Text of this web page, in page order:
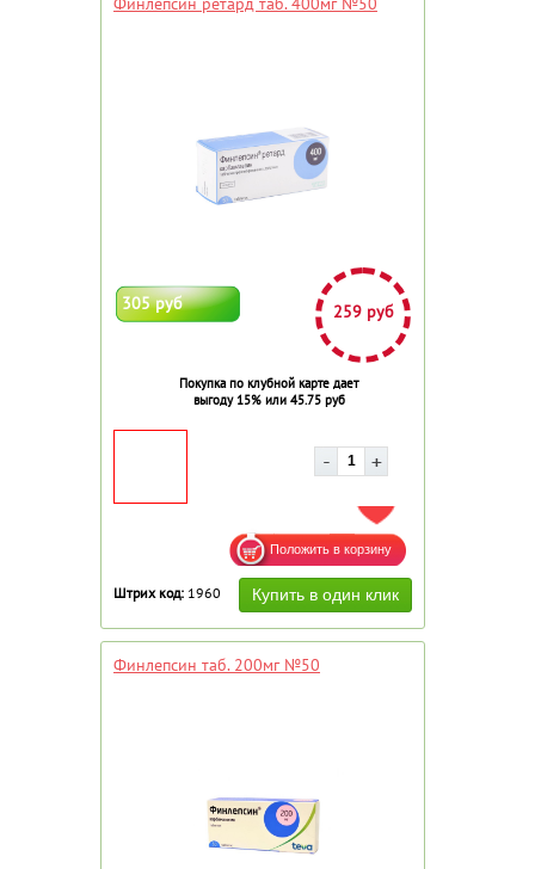
305 руб 259 руб
Покупка по клубной карте дает
выгоду 15% или 45.75 руб
ДОБАВИТЬ В ИЗБРАННОЕ
Штрих код: 1960
Финлепсин таб. 200мг №50